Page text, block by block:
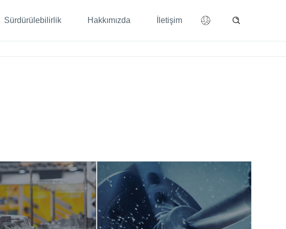
Sürdürülebilirlik Hakkımızda İletişim